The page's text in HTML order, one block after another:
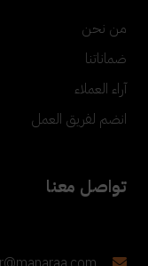
من نحن
ضماناتنا
آراء العملاء
انضم لفريق العمل
تواصل معنا